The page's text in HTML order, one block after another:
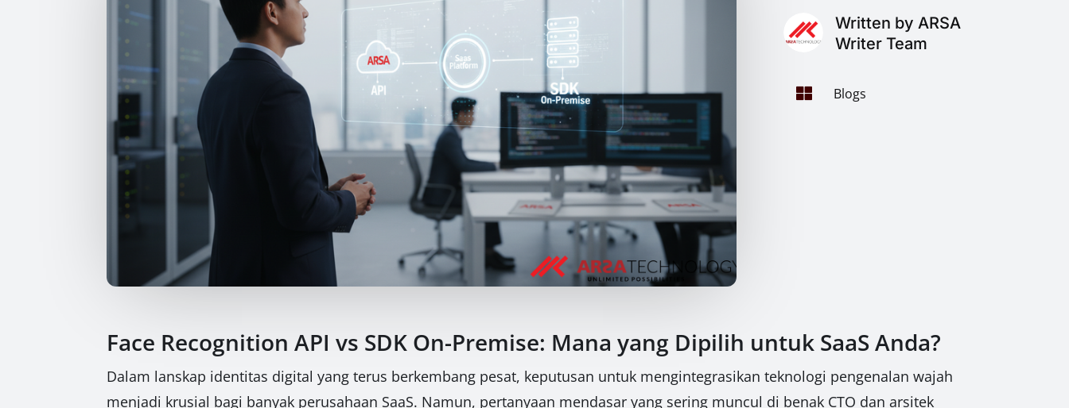
Written by ARSA
Writer Team
 Blogs
Face Recognition API vs SDK On-Premise: Mana yang Dipilih untuk SaaS Anda?
Dalam lanskap identitas digital yang terus berkembang pesat, keputusan untuk mengintegrasikan teknologi pengenalan wajah
menjadi krusial bagi banyak perusahaan SaaS. Namun, pertanyaan mendasar yang sering muncul di benak CTO dan arsitek